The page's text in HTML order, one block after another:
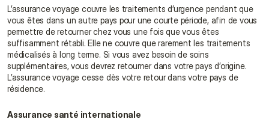
L’assurance voyage couvre les traitements d’urgence pendant que
vous êtes dans un autre pays pour une courte période, afin de vous
permettre de retourner chez vous une fois que vous êtes
suffisamment rétabli. Elle ne couvre que rarement les traitements
médicalisés à long terme. Si vous avez besoin de soins
supplémentaires, vous devrez retourner dans votre pays d’origine.
L’assurance voyage cesse dès votre retour dans votre pays de
résidence.
Assurance santé internationale